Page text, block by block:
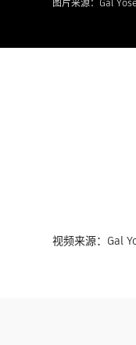
图片来源：Gal
视频来源：Gal